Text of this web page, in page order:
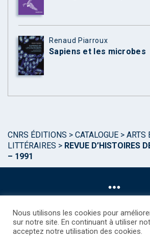
Renaud Piarroux
Sapiens et les microbes
CNRS ÉDITIONS > CATALOGUE > ARTS
LITTÉRAIRES > REVUE D’HISTOIRES
– 1991
©CNRS EDITIONS 2025
Nous utilisons les cookies pour
sur notre site. En continuant à utiliser
acceptez notre utilisation des cookies.